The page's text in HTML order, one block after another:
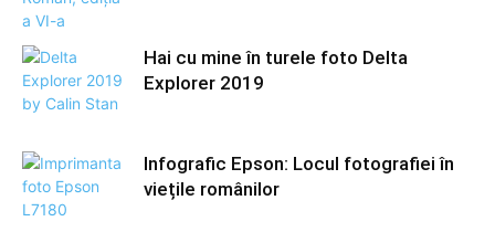
Hai cu mine în turele foto Delta
Explorer 2019
Infografic Epson: Locul fotografiei în
viețile românilor